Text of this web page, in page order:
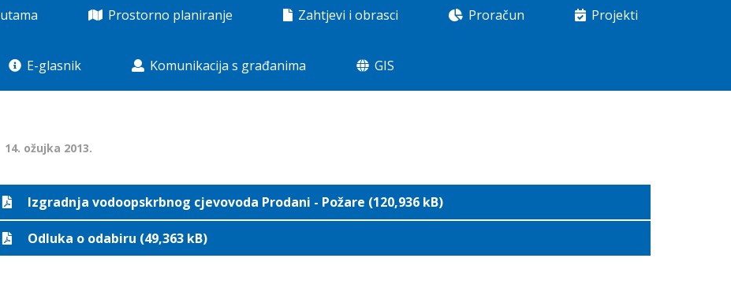
Prostorno planiranje Zahtjevi i obrasci Proračun Projekti
E-glasnik Komunikacija s građanima GIS
14. ožujka 2013.
Izgradnja vodoopskrbnog cjevovoda Prodani - Požare (120,936 kB)
Odluka o odabiru (49,363 kB)